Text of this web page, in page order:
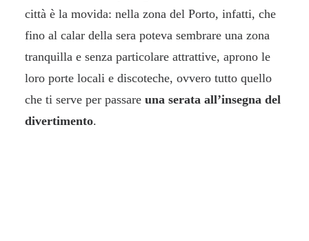
città è la movida: nella zona del Porto, infatti, che
fino al calar della sera poteva sembrare una zona
tranquilla e senza particolare attrattive, aprono le
loro porte locali e discoteche, ovvero tutto quello
che ti serve per passare una serata all’insegna del
divertimento.